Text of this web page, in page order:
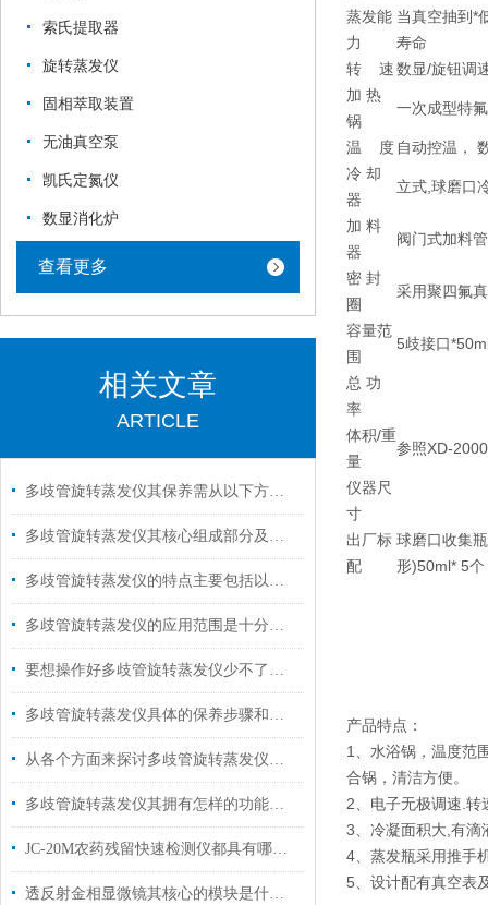
索氏提取器
旋转蒸发仪
固相萃取装置
无油真空泵
凯氏定氮仪
数显消化炉
查看更多
相关文章
ARTICLE
多歧管旋转蒸发仪其保养需从以下方面入手
多歧管旋转蒸发仪其核心组成部分及功能如下
多歧管旋转蒸发仪的特点主要包括以下几个方面
多歧管旋转蒸发仪的应用范围是十分广泛的
要想操作好多歧管旋转蒸发仪少不了以下步骤！
多歧管旋转蒸发仪具体的保养步骤和注意事项
从各个方面来探讨多歧管旋转蒸发仪的技术特点
多歧管旋转蒸发仪其拥有怎样的功能呢？
JC-20M农药残留快速检测仪都具有哪些性能优势
透反射金相显微镜其核心的模块是什么？
蒸发能
力
当真空抽到*
寿命
转 速数显/旋钮调
加 热
锅
一次成型特
温 度 自动控温，
冷 却
器
立式,球磨口
加 料
器
阀门式加料
密 封
圈
采用聚四氟
容量范
围
5歧接口
总 功
率
参照XD-2000
体积/重
量
仪器尺
寸
出厂标
配
球磨口收集
形)50ml* 5个
产品特点：
1、水浴锅，温度范
合锅，清洁方便。
2、电子无极调速.
3、冷凝面积大,有滴
4、蒸发瓶采用推手
5、设计配有真空表